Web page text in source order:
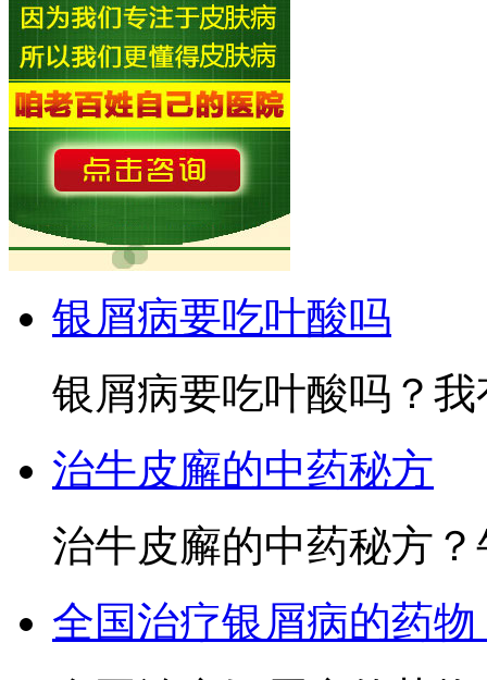
银屑病要吃叶酸吗
银屑病要吃叶酸吗？
治牛皮廨的中药秘方
治牛皮廨的中药秘方
全国治疗银屑病的药物